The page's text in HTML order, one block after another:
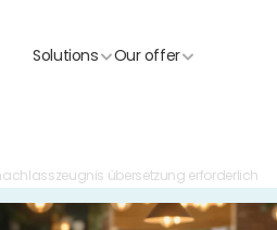
Solutions Our offer
übersetzung erforderlich